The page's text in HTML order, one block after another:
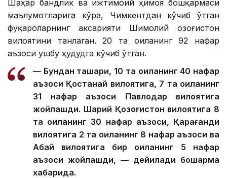
Шаҳар бандлик ва ижтимоий ҳимоя бошқармаси
маълумотларига кўра, Чимкентдан кўчиб ўтган
фуқароларнинг аксарияти Шимолий Қозоғистон
вилоятини танлаган. 20 та оиланинг 92 нафар
аъзоси ушбу ҳудудга кўчиб ўтган.
— Бундан ташқари, 10 та оиланинг 40 нафар
аъзоси Қостанай вилоятига, 7 та оиланинг
31 нафар аъзоси Павлодар вилоятига
жойлашди. Шарқий Қозоғистон вилоятига 8
та оиланинг 30 нафар аъзоси, Қарағанди
вилоятига 2 та оиланинг 8 нафар аъзоси ва
Абай вилоятига бир оиланинг 5 нафар
аъзоси жойлашди, — дейилади бошқарма
хабарида.